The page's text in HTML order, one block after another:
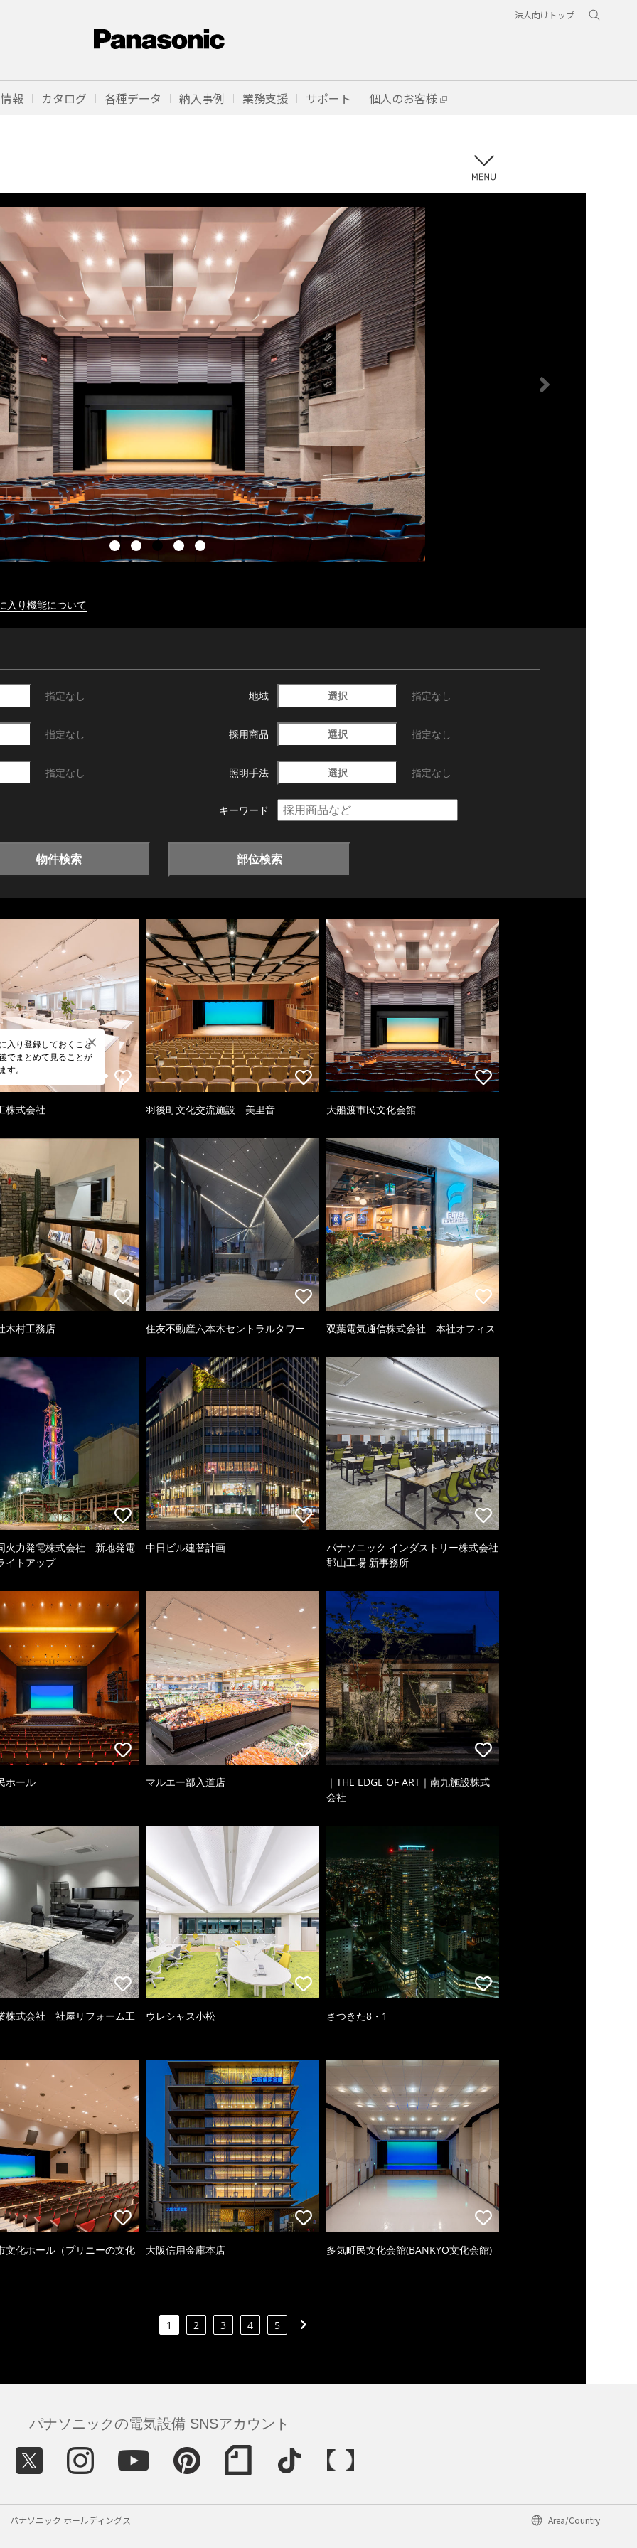
法人向けトップ
報 カタログ 各種データ 納入事例 業務支援 サポート 個人のお客様
入り機能について
指定なし 地域 選択 指定なし
指定なし 採用商品 選択 指定なし
指定なし 照明手法 選択 指定なし
キーワード
物件検索 部位検索
入り登録しておくこと
でまとめて見ることが
す。
株式会社 羽後町文化交流施設 美里音 大船渡市民文化会館
木村工務店 住友不動産六本木セントラルタワー 双葉電気通信株式会社 本社オフィス
火力発電株式会社 新地発電
イトアップ
中日ビル建替計画
パナソニック インダストリー株式会社
郡山工場 新事務所
ホール マルエー部入道店
｜THE EDGE OF ART｜南九施設株式
会社
株式会社 社屋リフォーム工 ウレシャス小松 さつきた8・1
文化ホール（プリニーの文化
大阪信用金庫本店 多気町民文化会館(BANKYO文化会館)
1 2 3 4 5
パナソニックの電気設備 SNSアカウント
パナソニック ホールディングス Area/Country